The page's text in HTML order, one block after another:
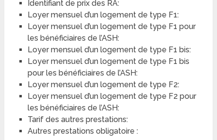
Identifiant de prix des RA:
Loyer mensuel d’un logement de type F1:
Loyer mensuel d’un logement de type F1 pour
les bénéficiaires de l’ASH:
Loyer mensuel d’un logement de type F1 bis:
Loyer mensuel d’un logement de type F1 bis
pour les bénéficiaires de l’ASH:
Loyer mensuel d’un logement de type F2:
Loyer mensuel d’un logement de type F2 pour
les bénéficiaires de l’ASH:
Tarif des autres prestations:
Autres prestations obligatoire :